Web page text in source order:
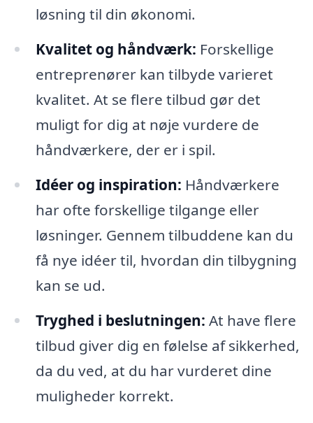
løsning til din økonomi.
Kvalitet og håndværk: Forskellige
entreprenører kan tilbyde varieret
kvalitet. At se flere tilbud gør det
muligt for dig at nøje vurdere de
håndværkere, der er i spil.
Idéer og inspiration: Håndværkere
har ofte forskellige tilgange eller
løsninger. Gennem tilbuddene kan du
få nye idéer til, hvordan din tilbygning
kan se ud.
Tryghed i beslutningen: At have flere
tilbud giver dig en følelse af sikkerhed,
da du ved, at du har vurderet dine
muligheder korrekt.